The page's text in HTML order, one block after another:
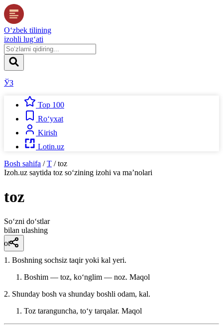
O‘zbek tilining
izohli lug‘ati
ЎЗ
Top 100
Ro‘yxat
Kirish
Lotin.uz
Bosh sahifa / T / toz
Izoh.uz saytida toz so‘zining izohi va ma’nolari
toz
So‘zni do‘stlar
bilan ulashing
ot
1. Boshning sochsiz taqir yoki kal yeri.
Boshim — toz, koʻnglim — noz. Maqol
2. Shunday bosh va shunday boshli odam, kal.
Toz taranguncha, toʻy tarqalar. Maqol